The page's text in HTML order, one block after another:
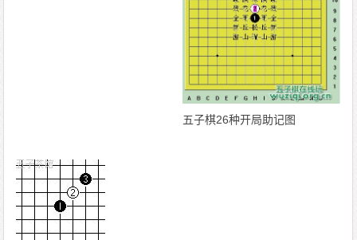
五子棋26种开局助记图